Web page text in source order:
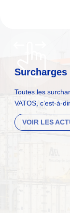
Surcharges
Toutes les
VATOS, c’est-à-
VOIR LES